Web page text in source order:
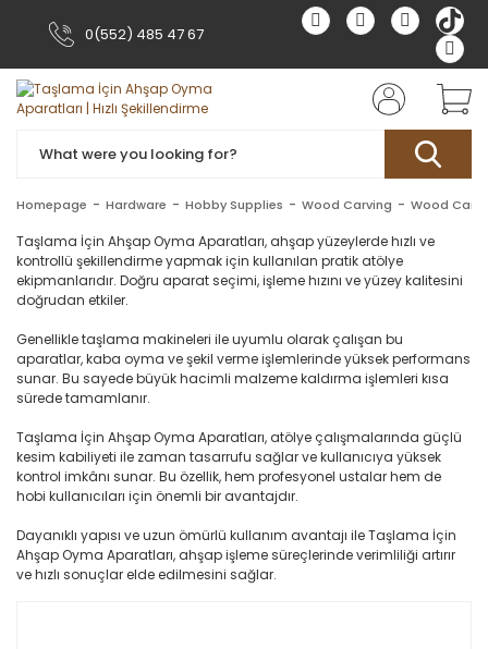
0(552) 485 47 67
Homepage Hardware Hobby Supplies Wood Carving Wood
Taşlama İçin Ahşap Oyma Aparatları, ahşap yüzeylerde hızlı ve
kontrollü şekillendirme yapmak için kullanılan pratik atölye
ekipmanlarıdır. Doğru aparat seçimi, işleme hızını ve yüzey kalitesini
doğrudan etkiler.
Genellikle taşlama makineleri ile uyumlu olarak çalışan bu
aparatlar, kaba oyma ve şekil verme işlemlerinde yüksek performans
sunar. Bu sayede büyük hacimli malzeme kaldırma işlemleri kısa
sürede tamamlanır.
Taşlama İçin Ahşap Oyma Aparatları, atölye çalışmalarında güçlü
kesim kabiliyeti ile zaman tasarrufu sağlar ve kullanıcıya yüksek
kontrol imkânı sunar. Bu özellik, hem profesyonel ustalar hem de
hobi kullanıcıları için önemli bir avantajdır.
Dayanıklı yapısı ve uzun ömürlü kullanım avantajı ile Taşlama İçin
Ahşap Oyma Aparatları, ahşap işleme süreçlerinde verimliliği artırır
ve hızlı sonuçlar elde edilmesini sağlar.